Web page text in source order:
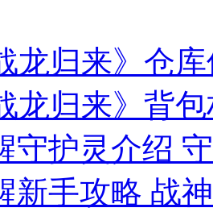
龙归来》仓
龙归来》背
守护灵介绍
新手攻略 战